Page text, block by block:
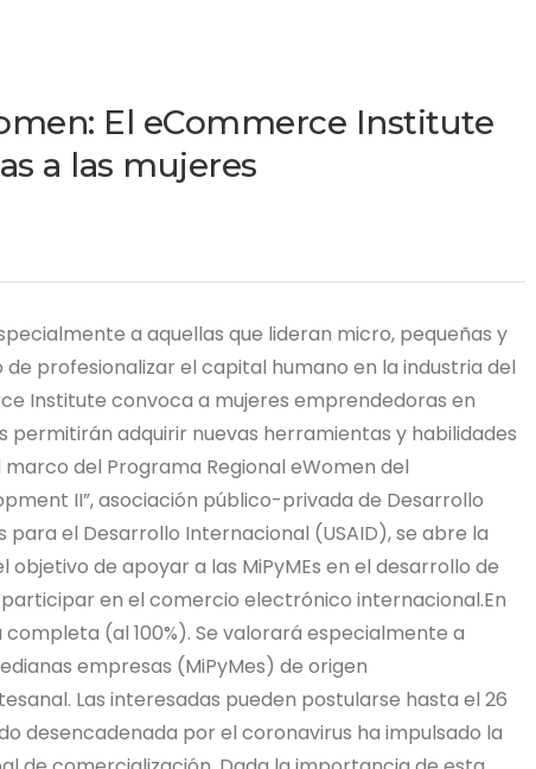
El eCommerce Institute
a las mujeres
a aquellas que lideran micro, pequeñas y
profesionalizar el capital humano en la industria del
Institute convoca a mujeres emprendedoras en
permitirán adquirir nuevas herramientas y habilidades
del Programa Regional eWomen del
II”, asociación público-privada de Desarrollo
el Desarrollo Internacional (USAID), se abre la
de apoyar a las MiPyMEs en el desarrollo de
en el comercio electrónico internacional.En
(al 100%). Se valorará especialmente a
empresas (MiPyMes) de origen
Las interesadas pueden postularse hasta el 26
desencadenada por el coronavirus ha impulsado la